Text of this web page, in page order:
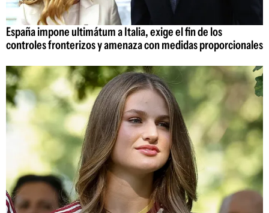
España impone ultimátum a Italia, exige el fin de los
controles fronterizos y amenaza con medidas proporcionales